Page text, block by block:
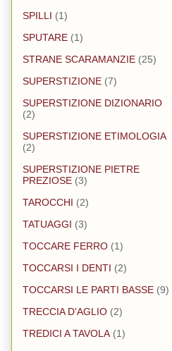
SPILLI (1)
SPUTARE (1)
STRANE SCARAMANZIE (25)
SUPERSTIZIONE (7)
SUPERSTIZIONE DIZIONARIO
(2)
SUPERSTIZIONE ETIMOLOGIA
(2)
SUPERSTIZIONE PIETRE
PREZIOSE (3)
TAROCCHI (2)
TATUAGGI (3)
TOCCARE FERRO (1)
TOCCARSI I DENTI (2)
TOCCARSI LE PARTI BASSE (9)
TRECCIA D'AGLIO (2)
TREDICI A TAVOLA (1)